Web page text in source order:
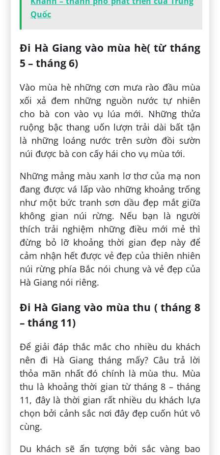
Quốc
Đi Hà Giang vào mùa hè( từ tháng
5 – tháng 6)
Vào mùa hè những cơn mưa rào đầu mùa
xối xả đem những nguồn nước tự nhiên
cho bà con vào vụ lúa mới. Những thửa
ruộng bậc thang uốn lượn trải dài bất tận
là những loáng nước trên sườn đồi sườn
núi được bà con cấy hái cho vụ mùa tới.
Những mảng màu xanh lơ thơ của mạ non
đang được vá lấp vào những khoảng trống
như một bức tranh sơn dầu đẹp mắt giữa
không gian núi rừng. Nếu bạn là người
thích trải nghiệm những điều mới mẻ thì
đừng bỏ lỡ khoảng thời gian đẹp này để
cảm nhận hết được vẻ đẹp của thiên nhiên
núi rừng phía Bắc nói chung và vẻ đẹp của
Hà Giang nói riêng.
Đi Hà Giang vào mùa thu ( tháng 8
– tháng 11)
Để giải đáp thắc mắc cho nhiều du khách
nên đi Hà Giang tháng mấy? Câu trả lời
thỏa mãn nhất đó chính là mùa thu. Mùa
thu là khoảng thời gian từ tháng 8 – tháng
11, đây là thời gian rất nhiều du khách lựa
chọn bởi cảnh sắc nơi đây đẹp cuốn hút vô
cùng.
Du khách sẽ ấn tượng bởi sắc vàng bao